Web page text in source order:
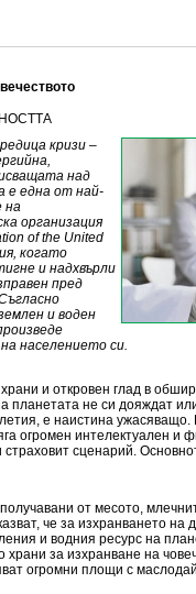
кризи –
над
е една от най-
на
организация
of the United
когато
и надхвърли
пред
и воден
населението си.
и откровен глад в
не си дояждат или
е наистина
огромен интелектуален и
сценарий.
от месото,
че за изхранването на
и водния ресурс на
за изхранване на
огромни площи с